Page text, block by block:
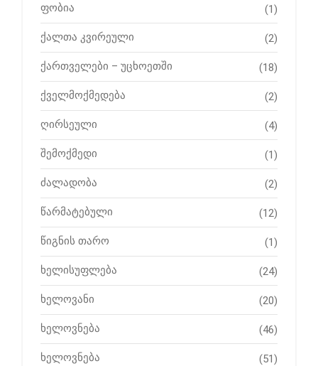
ფობია (1)
ქალთა კვირეული (2)
ქართველები – უცხოეთში (18)
ქველმოქმედება (2)
ღირსეული (4)
შემოქმედი (1)
ძალადობა (2)
წარმატებული (12)
წიგნის თარო (1)
ხელისუფლება (24)
ხელოვანი (20)
ხელოვნება (46)
ხელოვნება (51)